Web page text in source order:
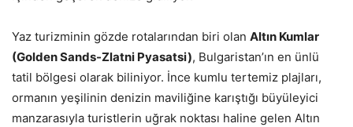
Yaz turizminin gözde rotalarından biri olan Altın Kumlar
(Golden Sands-Zlatni Pyasatsi), Bulgaristan’ın en ünlü
tatil bölgesi olarak biliniyor. İnce kumlu tertemiz plajları,
ormanın yeşilinin denizin maviliğine karıştığı büyüleyici
manzarasıyla turistlerin uğrak noktası haline gelen Altın